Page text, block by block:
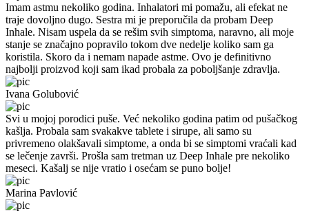
Imam astmu nekoliko godina. Inhalatori mi pomažu, ali efekat ne
traje dovoljno dugo. Sestra mi je preporučila da probam Deep
Inhale. Nisam uspela da se rešim svih simptoma, naravno, ali moje
stanje se značajno popravilo tokom dve nedelje koliko sam ga
koristila. Skoro da i nemam napade astme. Ovo je definitivno
najbolji proizvod koji sam ikad probala za poboljšanje zdravlja.
Ivana Golubović
Svi u mojoj porodici puše. Već nekoliko godina patim od pušačkog
kašlja. Probala sam svakakve tablete i sirupe, ali samo su
privremeno olakšavali simptome, a onda bi se simptomi vraćali kad
se lečenje završi. Prošla sam tretman uz Deep Inhale pre nekoliko
meseci. Kašalj se nije vratio i osećam se puno bolje!
Marina Pavlović